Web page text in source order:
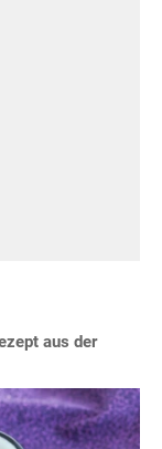
aus der